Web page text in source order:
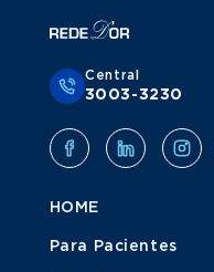
Central
3003-3230
HOME
Para Pacientes